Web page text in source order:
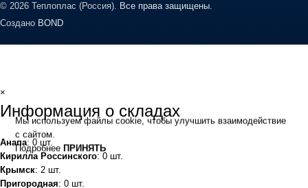
© 2026 Теплоплас (Россия). Все права защищены.
Создано BOND
Мы используем файлы cookie, чтобы улучшить взаимодействие
с сайтом.
Подробнее ПРИНЯТЬ
×
Информация о складах
Анапа: 0 шт.
Кирилла Россинского: 0 шт.
Крымск: 2 шт.
Пригородная: 0 шт.